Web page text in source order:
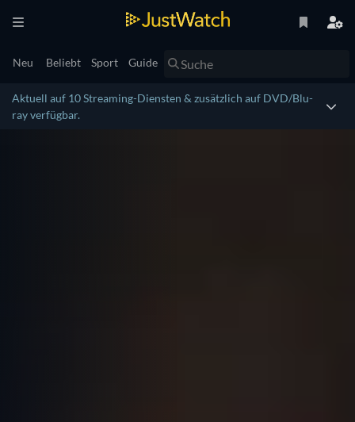
Neu Beliebt Sport Guide
Aktuell auf 10 Streaming-Diensten & zusätzlich auf DVD/Blu-
ray verfügbar.